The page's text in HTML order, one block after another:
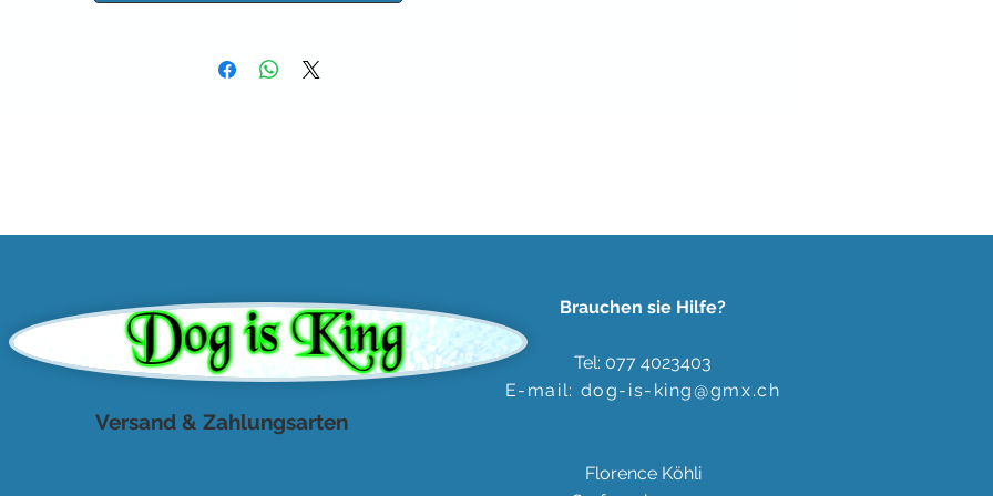
Versand & Zahlungsarten
Brauchen sie Hilfe?
Tel: 077 4023403
E-mail: dog-is-king@gmx.ch
Florence Köhli